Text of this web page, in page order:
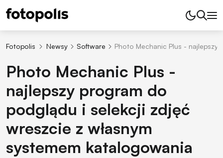
Fotopolis Newsy Software Photo Mechanic Plus -
Photo Mechanic Plus -
najlepszy program do
podglądu i selekcji zdjęć
wreszcie z własnym
systemem katalogowania